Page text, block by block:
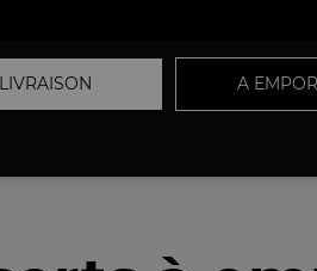
LIVRAISON A